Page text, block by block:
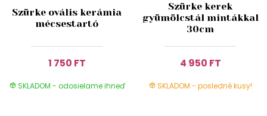
Szürke ovális kerámia
mécsestartó
1 750 FT
SKLADOM - odosielame ihneď
Szürke kerek
gyümölcstál mintákkal
30cm
4 950 FT
SKLADOM - posledné kusy!